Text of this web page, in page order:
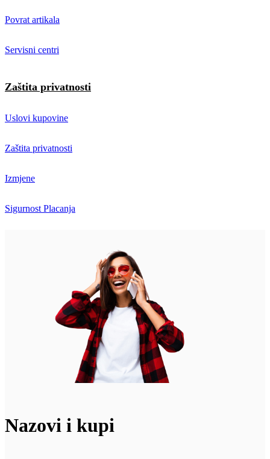
Povrat artikala
Servisni centri
Zaštita privatnosti
Uslovi kupovine
Zaštita privatnosti
Izmjene
Sigurnost Placanja
Nazovi i kupi